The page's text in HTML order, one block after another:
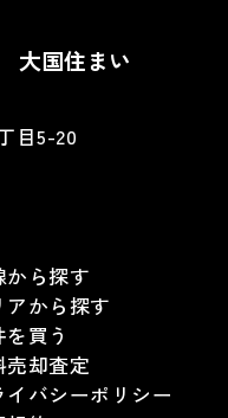
大国住まい
目5-20
から探す
アから探す
買う
売却査定
イバシーポリシー